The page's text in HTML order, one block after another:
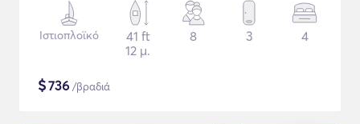
Ιστιοπλοϊκό
41 ft
12 μ.
8 3 4
$736 /βραδιά